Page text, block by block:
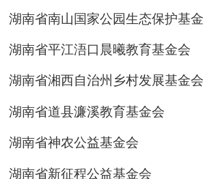
湖南省南山国家公园生态保护基
湖南省平江浯口晨曦教育基金会
湖南省湘西自治州乡村发展基金会
湖南省道县濂溪教育基金会
湖南省神农公益基金会
湖南省新征程公益基金会